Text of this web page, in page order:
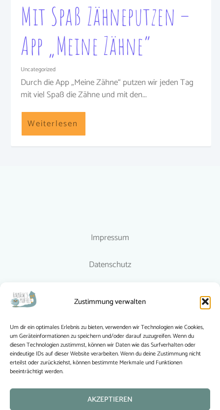
Zustimmung verwalten
Um dir ein optimales Erlebnis zu bieten, verwenden wir Technologien wie Cookies,
um Geräteinformationen zu speichern und/oder darauf zuzugreifen. Wenn du
diesen Technologien zustimmst, können wir Daten wie das Surfverhalten oder
eindeutige IDs auf dieser Website verarbeiten. Wenn du deine Zustimmung nicht
erteilst oder zurückziehst, können bestimmte Merkmale und Funktionen
beeinträchtigt werden.
AKZEPTIEREN
Mit Spaß Zähneputzen –
App „Meine Zähne“
Uncategorized
Durch die App „Meine Zähne“ putzen wir jeden Tag
mit viel Spaß die Zähne und mit den...
Weiterlesen
Impressum
Datenschutz
Haushaltsmuffel folgen